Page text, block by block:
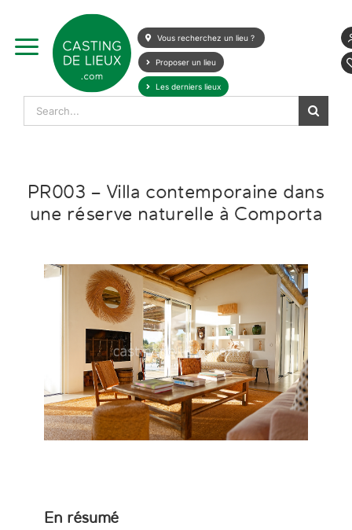
content
Vous recherchez un lieu ?
Proposer un lieu
Les derniers lieux
Search
for:
PR003 – Villa contemporaine dans
une réserve naturelle à Comporta
En résumé